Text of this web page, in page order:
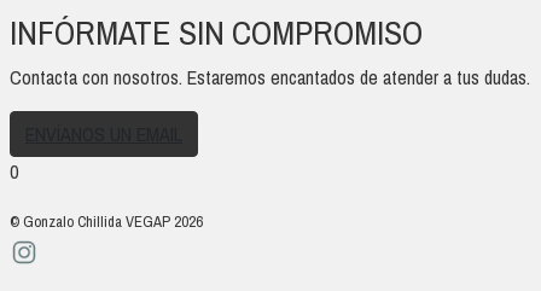
INFÓRMATE SIN COMPROMISO
Contacta con nosotros. Estaremos encantados de atender a tus dudas.
0
© Gonzalo Chillida VEGAP 2026